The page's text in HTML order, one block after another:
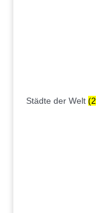
Städte der Welt